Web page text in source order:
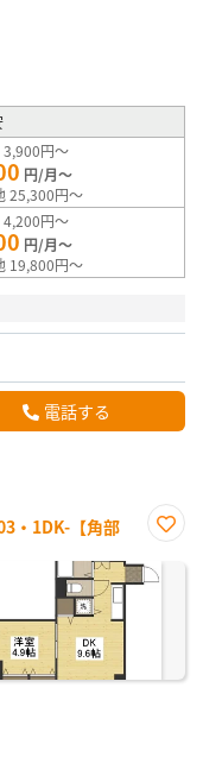
3,900円～
円/月～
25,300円～
4,200円～
円/月～
19,800円～
電話する
・1DK-【角部
に入
り登